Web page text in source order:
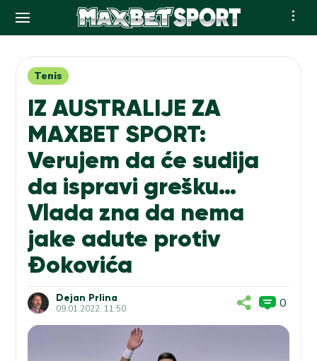
contentTenis
IZ AUSTRALIJE ZA
MAXBET SPORT:
Verujem da će sudija
da ispravi grešku…
Vlada zna da nema
jake adute protiv
Đokovića
Dejan Prlina
09.01.2022. 11:50 0